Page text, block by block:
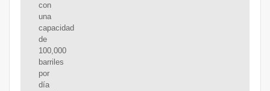
con
una
capacidad
de
100,000
barriles
por
día